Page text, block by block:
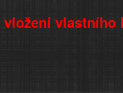
vlastního